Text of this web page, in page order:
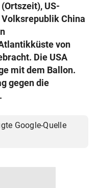
US-
China
von
Die USA
mit dem Ballon.
gegen die
Google-Quelle